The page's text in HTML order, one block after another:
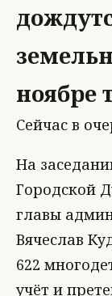
ноябре
Сейчас в
На
Городской
главы
Вячеслав
622
учёт и